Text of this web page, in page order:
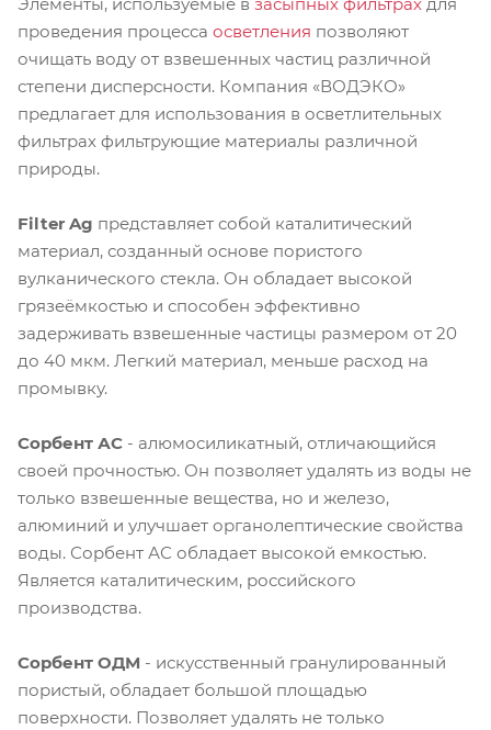
Элементы, используемые в засыпных фильтрах для
проведения процесса осветления позволяют
очищать воду от взвешенных частиц различной
степени дисперсности. Компания «ВОДЭКО»
предлагает для использования в осветлительных
фильтрах фильтрующие материалы различной
природы.
Filter Ag представляет собой каталитический
материал, созданный основе пористого
вулканического стекла. Он обладает высокой
грязеёмкостью и способен эффективно
задерживать взвешенные частицы размером от 20
до 40 мкм. Легкий материал, меньше расход на
промывку.
Сорбент АС - алюмосиликатный, отличающийся
своей прочностью. Он позволяет удалять из воды не
только взвешенные вещества, но и железо,
алюминий и улучшает органолептические свойства
воды. Сорбент АС обладает высокой емкостью.
Является каталитическим, российского
производства.
Сорбент ОДМ - искусственный гранулированный
пористый, обладает большой площадью
поверхности. Позволяет удалять не только